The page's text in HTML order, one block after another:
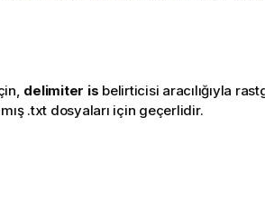
delimiter is belirticisi aracılığıyla
.txt dosyaları için geçerlidir.